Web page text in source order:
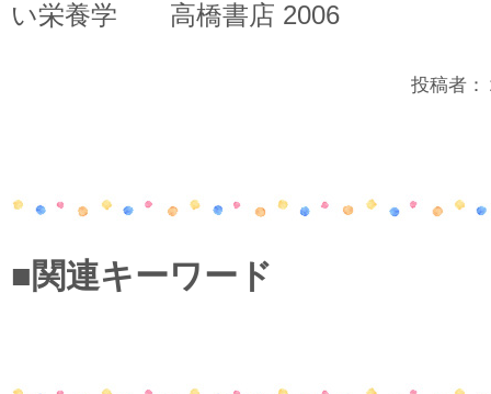
い栄養学 高橋書店 2006
投稿者
■関連キーワード